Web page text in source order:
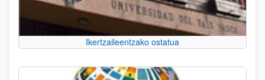
Ikertzaileentzako ostatua